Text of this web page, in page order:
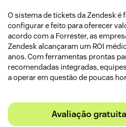
O sistema de tickets da Zendesk é
configurar e feito para oferecer
acordo com a Forrester, as
Zendesk alcançaram um ROI
anos. Com ferramentas prontas
recomendadas integradas,
a operar em questão de poucas
Avaliação